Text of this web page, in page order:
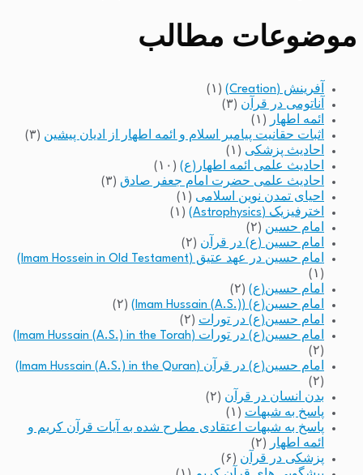
موضوعات مطالب
آفرینش (Creation)
(۱)
آناتومی در قرآن (۳)
ائمه اطهار
(۱)
اثبات حقانیت پیامبر اسلام و ائمه اطهار از ادیان پیشین (۳)
احادیث پزشکی (۱)
احادیث علمی ائمه اطهار(ع) (۱۰)
احادیث علمی حضرت امام جعفر صادق (۳)
احیای تمدن نوین اسلامی (۱)
اخترفیزیک (Astrophysics)
(۱)
امام حسین (۲)
امام حسین (ع) در قرآن (۲)
امام حسین در عهد عتیق (Imam Hossein in Old Testament)
(۱)
امام حسین(ع) (۲)
امام حسین(ع) (Imam Hussain (A.S.))
(۲)
امام حسین(ع) در تورات (۲)
امام حسین(ع) در تورات (Imam Hussain (A.S.) in the Torah)
(۲)
امام حسین(ع) در قرآن (Imam Hussain (A.S.) in the Quran)
(۲)
بدن انسان در قرآن (۲)
پاسخ به شبهات (۱)
پاسخ به شبهات اعتقادی مطرح شده به آیات قرآن کریم و
ائمه اطهار
(۲)
پزشکی در قرآن (۶)